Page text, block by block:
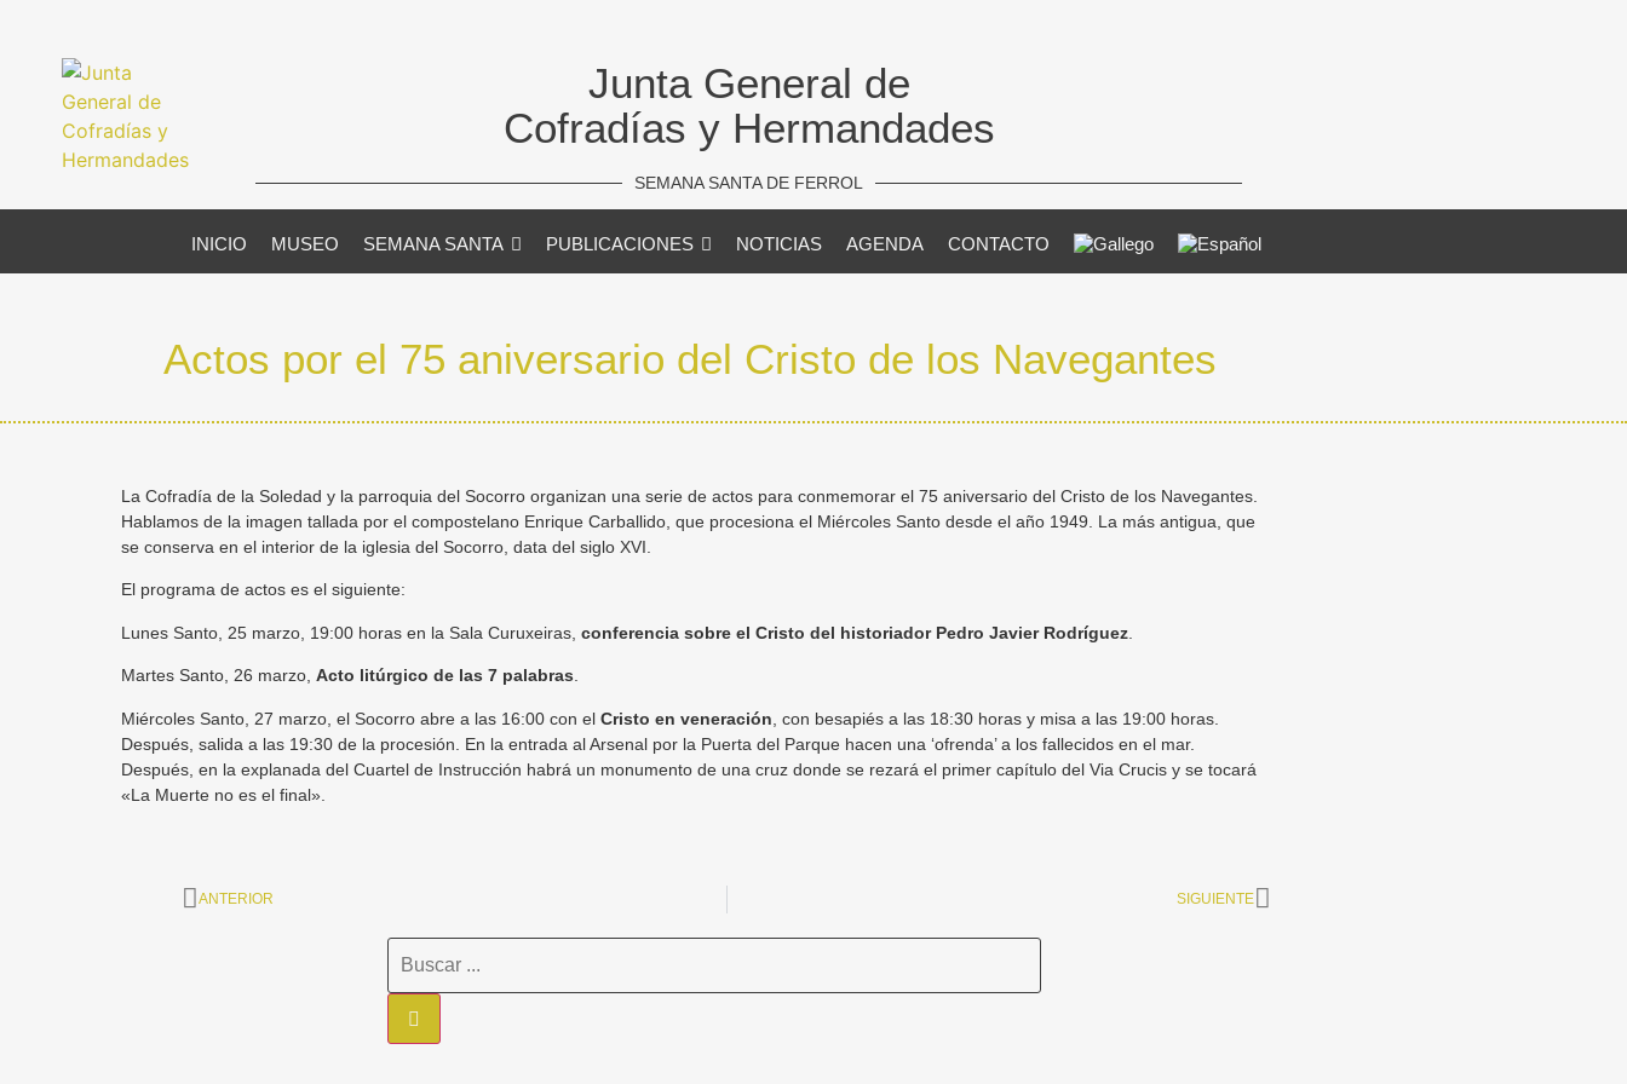
Junta General de
Cofradías y Hermandades
SEMANA SANTA DE FERROL
INICIO MUSEO SEMANA SANTA PUBLICACIONES NOTICIAS AGENDA CONTACTO
Actos por el 75 aniversario del Cristo de los Navegantes
La Cofradía de la Soledad y la parroquia del Socorro organizan una serie de actos para conmemorar el 75 aniversario del Cristo de los Navegantes.
Hablamos de la imagen tallada por el compostelano Enrique Carballido, que procesiona el Miércoles Santo desde el año 1949. La más antigua, que
se conserva en el interior de la iglesia del Socorro, data del siglo XVI.
El programa de actos es el siguiente:
Lunes Santo, 25 marzo, 19:00 horas en la Sala Curuxeiras, conferencia sobre el Cristo del historiador Pedro Javier Rodríguez
Martes Santo, 26 marzo, Acto litúrgico de las 7 palabras
Miércoles Santo, 27 marzo, el Socorro abre a las 16:00 con el Cristo en veneración , con besapiés a las 18:30 horas y misa a las 19:00 horas.
Después, salida a las 19:30 de la procesión. En la entrada al Arsenal por la Puerta del Parque hacen una ‘ofrenda’ a los fallecidos en el mar.
Después, en la explanada del Cuartel de Instrucción habrá un monumento de una cruz donde se rezará el primer capítulo del Via Crucis y se tocará
«La Muerte no es el final».
ANTERIOR SIGUIENTE